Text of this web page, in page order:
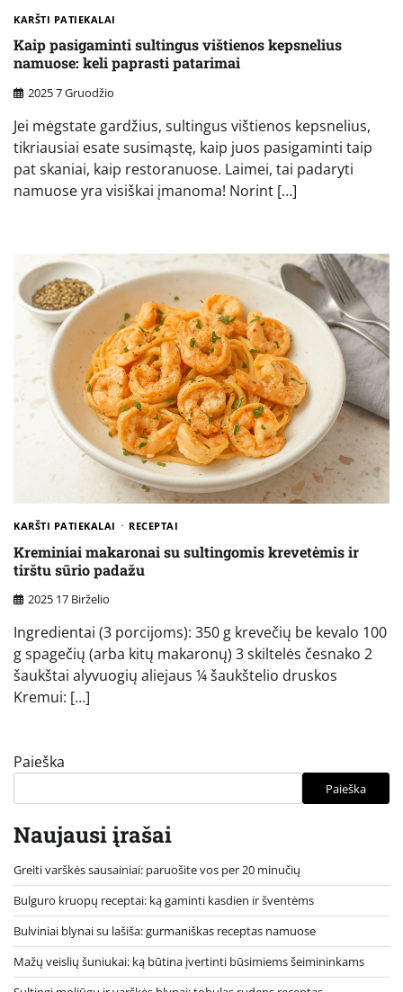
KARŠTI PATIEKALAI
Kaip pasigaminti sultingus vištienos kepsnelius
namuose: keli paprasti patarimai
2025 7 Gruodžio
Jei mėgstate gardžius, sultingus vištienos kepsnelius,
tikriausiai esate susimąstę, kaip juos pasigaminti taip
pat skaniai, kaip restoranuose. Laimei, tai padaryti
namuose yra visiškai įmanoma! Norint […]
KARŠTI PATIEKALAI RECEPTAI
Kreminiai makaronai su sultingomis krevetėmis ir
tirštu sūrio padažu
2025 17 Birželio
Ingredientai (3 porcijoms): 350 g krevečių be kevalo 100
g spagečių (arba kitų makaronų) 3 skiltelės česnako 2
šaukštai alyvuogių aliejaus ¼ šaukštelio druskos
Kremui: […]
Paieška
Paieška
Naujausi įrašai
Greiti varškės sausainiai: paruošite vos per 20 minučių
Bulguro kruopų receptai: ką gaminti kasdien ir šventėms
Bulviniai blynai su lašiša: gurmaniškas receptas namuose
Mažų veislių šuniukai: ką būtina įvertinti būsimiems šeimininkams